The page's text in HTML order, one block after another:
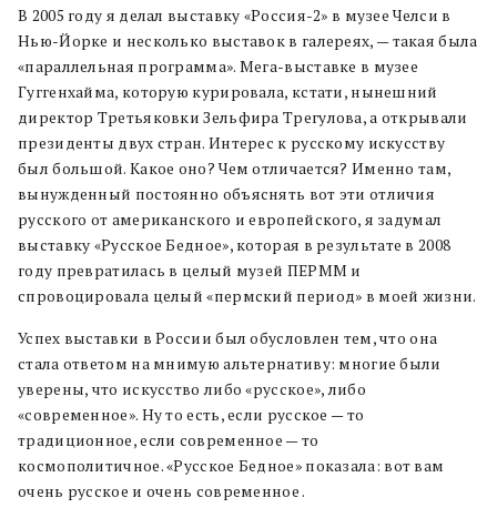
В 2005 году я делал выставку «Россия-2» в музее Челси в
Нью-Йорке и несколько выставок в галереях, — такая была
«параллельная программа». Мега-выставке в музее
Гуггенхайма, которую курировала, кстати, нынешний
директор Третьяковки Зельфира Трегулова, а открывали
президенты двух стран. Интерес к русскому искусству
был большой. Какое оно? Чем отличается? Именно там,
вынужденный постоянно объяснять вот эти отличия
русского от американского и европейского, я задумал
выставку «Русское Бедное», которая в результате в 2008
году превратилась в целый музей ПЕРММ и
спровоцировала целый «пермский период» в моей жизни.
Успех выставки в России был обусловлен тем, что она
стала ответом на мнимую альтернативу: многие были
уверены, что искусство либо «русское», либо
«современное». Ну то есть, если русское —то
традиционное, если современное —то
космополитичное. «Русское Бедное»показала: вот вам
очень русское и очень современное .